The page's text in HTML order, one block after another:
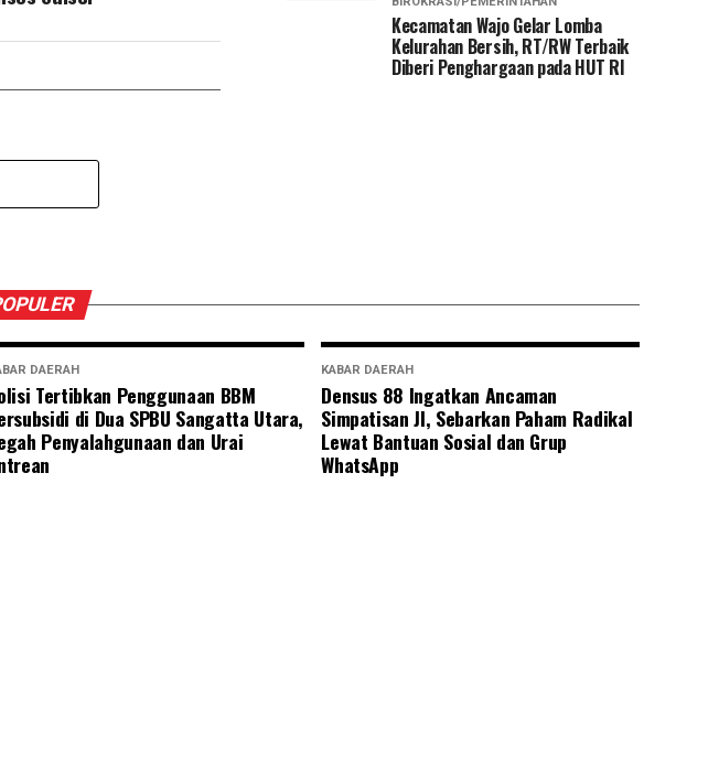
Kecamatan Wajo Gelar Lomba
Kelurahan Bersih, RT/RW Terbaik
Diberi Penghargaan pada HUT RI
DAERAH
Tertibkan Penggunaan BBM
di Dua SPBU Sangatta Utara,
Penyalahgunaan dan Urai
KABAR DAERAH
Densus 88 Ingatkan Ancaman
Simpatisan JI, Sebarkan Paham Radikal
Lewat Bantuan Sosial dan Grup
WhatsApp